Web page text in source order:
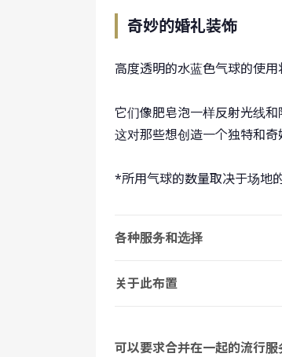
奇妙的婚礼装饰
高度透明的水蓝色气球的使用
它们像肥皂泡一样反射光线和
这对那些想创造一个独特和奇
*所用气球的数量取决于场地的
各种服务和选择
关于此布置
可以要求合并在一起的流行服